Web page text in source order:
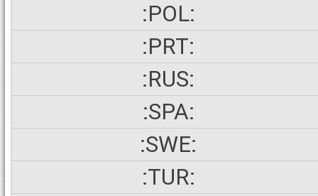
:POL:
:PRT:
:RUS:
:SPA:
:SWE:
:TUR: